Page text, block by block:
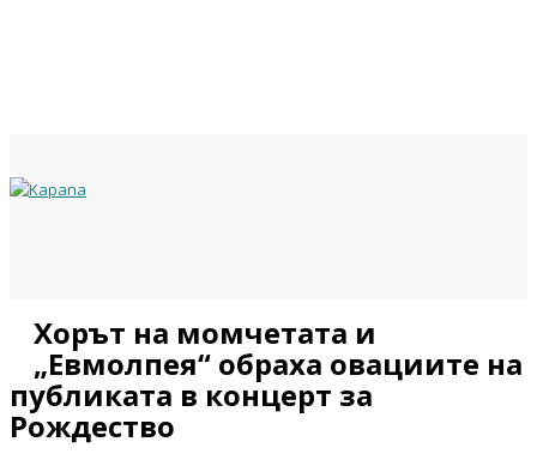
Хорът на момчетата и
„Евмолпея“ обраха овациите на
публиката в концерт за
Рождество
Year
Month
Year
Month